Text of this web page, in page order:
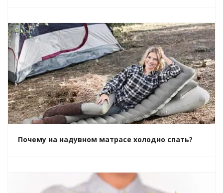
Почему на надувном матрасе холодно спать?